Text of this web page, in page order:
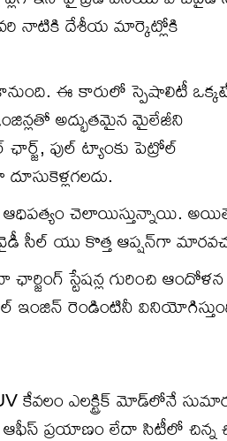
నాటికి దేశీయ మార్కెట్లోకి
ఈ కారులో స్పెషాలిటీ
అద్భుతమైన మైలేజీని
ఫుల్ ట్యాంకు పెట్రోల్
ఆధిపత్యం చెలాయిస్తున్నాయి.
సీల్ యు కొత్త ఆప్షన్‌గా
స్టేషన్ల గురించి ఆందోళన
ఇంజిన్ రెండింటినీ
కేవలం ఎలక్ట్రిక్ మోడ్‌లోనే
ఆఫీస్ ప్రయాణం లేదా సిటీలో చిన్న